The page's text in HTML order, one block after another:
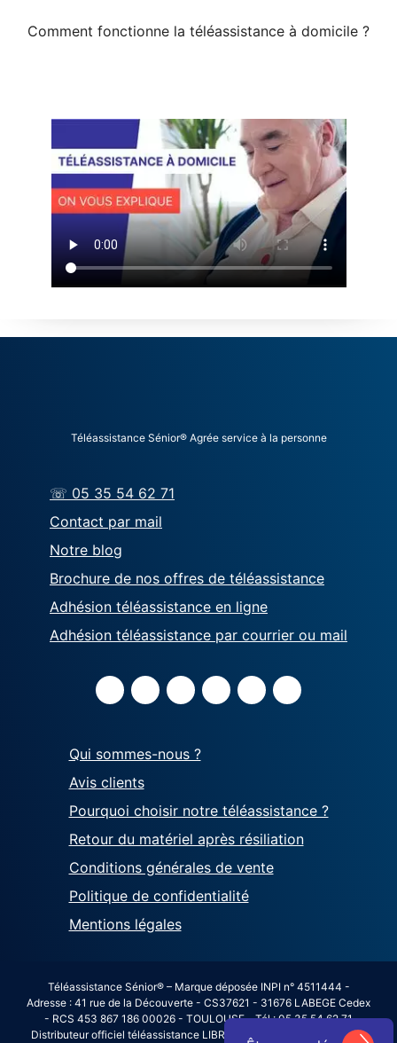
Comment fonctionne la téléassistance à domicile ?
Téléassistance Sénior® Agrée service à la personne
☏ 05 35 54 62 71
Contact par mail
Notre blog
Brochure de nos offres de téléassistance
Adhésion téléassistance en ligne
Adhésion téléassistance par courrier ou mail
Qui sommes-nous ?
Avis clients
Pourquoi choisir notre téléassistance ?
Retour du matériel après résiliation
Conditions générales de vente
Politique de confidentialité
Mentions légales
Téléassistance Sénior® – Marque déposée INPI n° 4511444 -
Adresse : 41 rue de la Découverte - CS37621 - 31676 LABEGE Cedex
- RCS 453 867 186 00026 - TOULOUSE - Tél : 05 35 54 62 71
Distributeur officiel téléassistance LIBRALERTE avec agrément SAP